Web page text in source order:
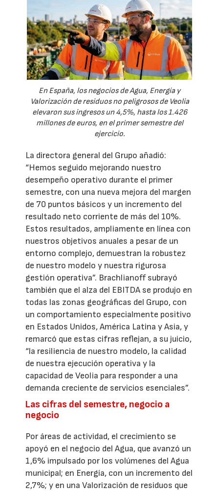
En España, los negocios de Agua, Energía y
Valorización de residuos no peligrosos de Veolia
elevaron sus ingresos un 4,5%, hasta los 1.426
millones de euros, en el primer semestre del
ejercicio.
La directora general del Grupo añadió:
“Hemos seguido mejorando nuestro
desempeño operativo durante el primer
semestre, con una nueva mejora del margen
de 70 puntos básicos y un incremento del
resultado neto corriente de más del 10%.
Estos resultados, ampliamente en línea con
nuestros objetivos anuales a pesar de un
entorno complejo, demuestran la robustez
de nuestro modelo y nuestra rigurosa
gestión operativa”. Brachlianoff subrayó
también que el alza del EBITDA se produjo en
todas las zonas geográficas del Grupo, con
un comportamiento especialmente positivo
en Estados Unidos, América Latina y Asia, y
remarcó que estas cifras reflejan, a su juicio,
“la resiliencia de nuestro modelo, la calidad
de nuestra ejecución operativa y la
capacidad de Veolia para responder a una
demanda creciente de servicios esenciales”.
Las cifras del semestre, negocio a
negocio
Por áreas de actividad, el crecimiento se
apoyó en el negocio del Agua, que avanzó un
1,6% impulsado por los volúmenes del Agua
municipal; en Energía, con un incremento del
2,7%; y en una Valorización de residuos que